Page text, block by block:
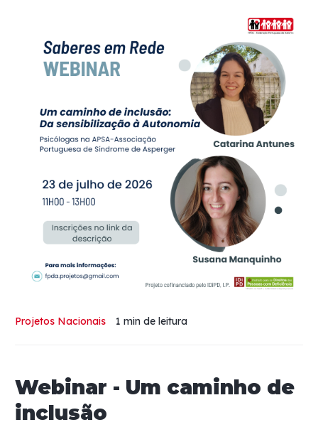
Projetos Nacionais 1 min de leitura
Webinar - Um caminho de
inclusão